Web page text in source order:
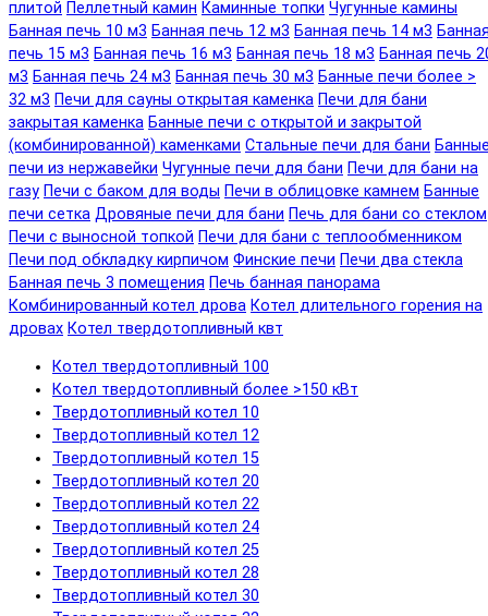
плитой Пеллетный камин Каминные топки Чугунные камины
Банная печь 10 м3 Банная печь 12 м3 Банная печь 14 м3
печь 15 м3 Банная печь 16 м3 Банная печь 18 м3 Банная печь
м3 Банная печь 24 м3 Банная печь 30 м3 Банные печи более >
32 м3 Печи для сауны открытая каменка Печи для бани
закрытая каменка Банные печи с открытой и закрытой
(комбинированной) каменками Стальные печи для бани
печи из нержавейки Чугунные печи для бани Печи для бани на
газу Печи с баком для воды Печи в облицовке камнем Банные
печи сетка Дровяные печи для бани Печь для бани со стеклом
Печи с выносной топкой Печи для бани с теплообменником
Печи под обкладку кирпичом Финские печи Печи два стекла
Банная печь 3 помещения Печь банная панорама
Комбинированный котел дрова Котел длительного горения на
дровах Котел твердотопливный квт
Котел твердотопливный 100
Котел твердотопливный более >150 кВт
Твердотопливный котел 10
Твердотопливный котел 12
Твердотопливный котел 15
Твердотопливный котел 20
Твердотопливный котел 22
Твердотопливный котел 24
Твердотопливный котел 25
Твердотопливный котел 28
Твердотопливный котел 30